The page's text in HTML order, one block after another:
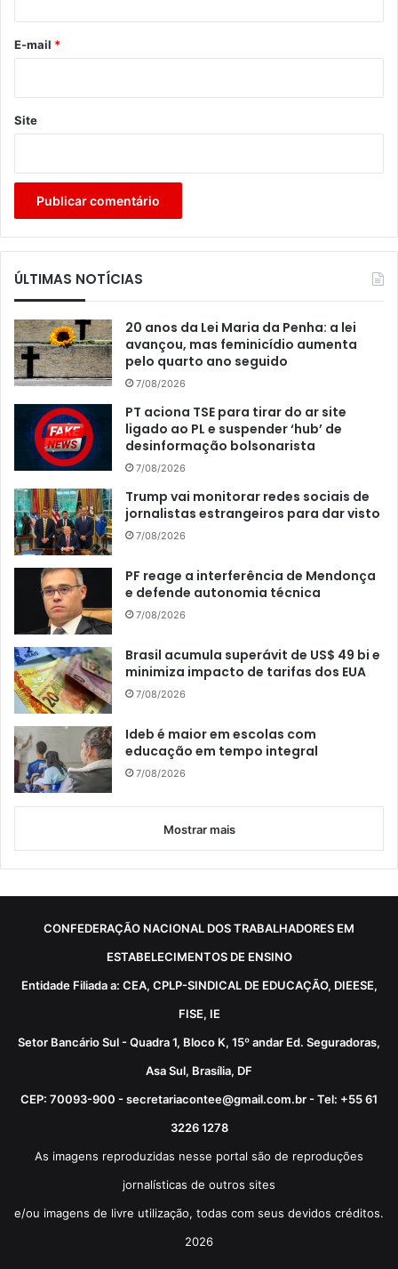
*
E-mail *
Site
ÚLTIMAS NOTÍCIAS
20 anos da Lei Maria da Penha: a lei
avançou, mas feminicídio aumenta
pelo quarto ano seguido
7/08/2026
PT aciona TSE para tirar do ar site
ligado ao PL e suspender ‘hub’ de
desinformação bolsonarista
7/08/2026
Trump vai monitorar redes sociais de
jornalistas estrangeiros para dar visto
7/08/2026
PF reage a interferência de Mendonça
e defende autonomia técnica
7/08/2026
Brasil acumula superávit de US$ 49 bi e
minimiza impacto de tarifas dos EUA
7/08/2026
Ideb é maior em escolas com
educação em tempo integral
7/08/2026
Mostrar mais
CONFEDERAÇÃO NACIONAL DOS TRABALHADORES EM
ESTABELECIMENTOS DE ENSINO
Entidade Filiada a: CEA, CPLP-SINDICAL DE EDUCAÇÃO, DIEESE,
FISE, IE
Setor Bancário Sul - Quadra 1, Bloco K, 15º andar Ed. Seguradoras,
Asa Sul, Brasília, DF
CEP: 70093-900 - secretariacontee@gmail.com.br - Tel: +55 61
3226 1278
As imagens reproduzidas nesse portal são de reproduções
jornalísticas de outros sites
e/ou imagens de livre utilização, todas com seus devidos créditos.
2026